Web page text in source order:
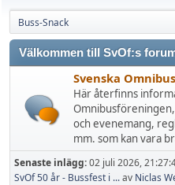
Buss-Snack
Välkommen till SvOf:s
Svenska
Här återfinns
och evenemang,
mm. som kan vara
Senaste inlägg:02 juli 2026,
SvOf 50 år - Bussfest i ...av Niclas